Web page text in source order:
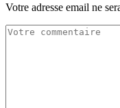
Votre adresse email ne